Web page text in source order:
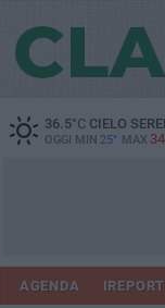
36.5°CCIELO
OGGI MIN 25° MAX
AGENDA IREPORT